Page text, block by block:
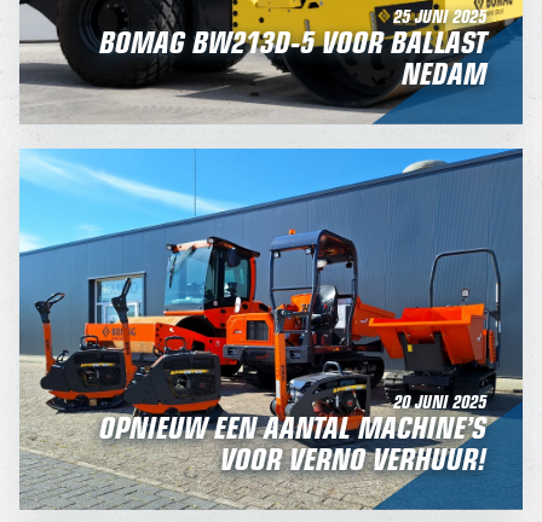
25 JUNI 2025
BOMAG BW213D-5 VOOR BALLAST
NEDAM
20 JUNI 2025
OPNIEUW EEN AANTAL MACHINE’S
VOOR VERNO VERHUUR!